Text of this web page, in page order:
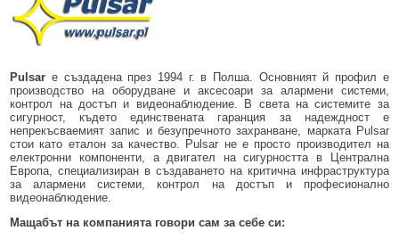
Pulsar е създадена през 1994 г. в Полша. Основният й профил е
производство на оборудване и аксесоари за алармени системи,
контрол на достъп и видеонаблюдение. В света на системите за
сигурност, където единствената гаранция за надеждност е
непрекъсваемият запис и безупречното захранване, марката Pulsar
стои като еталон за качество. Pulsar не е просто производител на
електронни компоненти, а двигател на сигурността в Централна
Европа, специализиран в създаването на критична инфраструктура
за алармени системи, контрол на достъп и професионално
видеонаблюдение.
Мащабът на компанията говори сам за себе си: